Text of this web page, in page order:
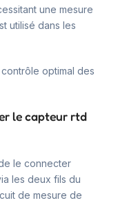
une mesure
utilisé dans les
optimal des
le capteur rtd
le connecter
les deux fils du
de mesure de